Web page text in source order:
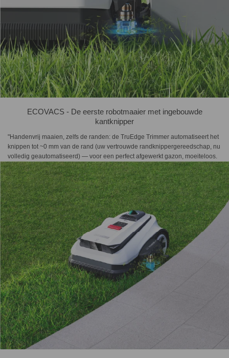
ECOVACS - De eerste robotmaaier met ingebouwde
kantknipper
"Handenvrij maaien, zelfs de randen: de TruEdge Trimmer automatiseert het
knippen tot ~0 mm van de rand (uw vertrouwde randknippergereedschap, nu
volledig geautomatiseerd) — voor een perfect afgewerkt gazon, moeiteloos.